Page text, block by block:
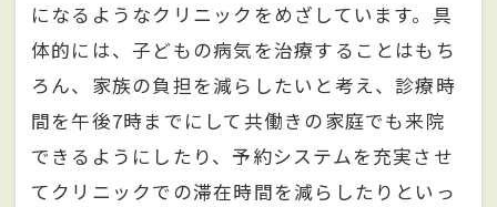
になるようなクリニックをめざしています。具
体的には、子どもの病気を治療することはもち
ろん、家族の負担を減らしたいと考え、診療時
間を午後7時までにして共働きの家庭でも来院
できるようにしたり、予約システムを充実させ
てクリニックでの滞在時間を減らしたりといっ